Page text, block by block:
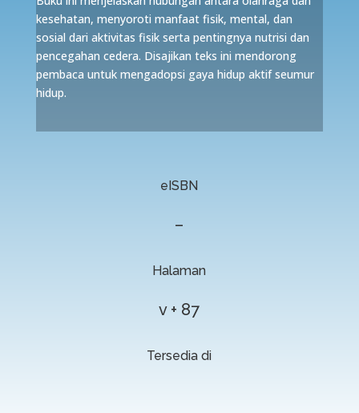
kesehatan, menyoroti manfaat fisik, mental, dan
sosial dari aktivitas fisik serta pentingnya nutrisi dan
pencegahan cedera. Disajikan teks ini mendorong
pembaca untuk mengadopsi gaya hidup aktif seumur
hidup.
eISBN
–
Halaman
v + 87
Tersedia di